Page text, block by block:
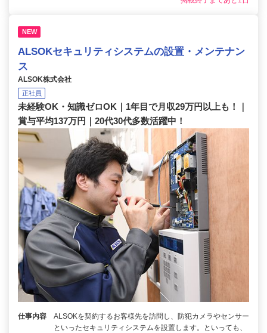
NEW
ALSOKセキュリティシステムの設置・メンテナン
ス
ALSOK株式会社
正社員
未経験OK・知識ゼロOK｜1年目で月収29万円以上も！｜
賞与平均137万円｜20代30代多数活躍中！
仕事内容
ALSOKを契約するお客様先を訪問し、防犯カメラやセンサー
といったセキュリティシステムを設置します。といっても、